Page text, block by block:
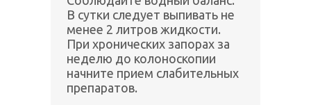
В сутки следует выпивать не
менее 2 литров жидкости.
При хронических запорах за
неделю до колоноскопии
начните прием слабительных
препаратов.